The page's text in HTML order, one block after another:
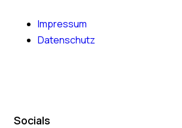
Impressum
Datenschutz
Socials